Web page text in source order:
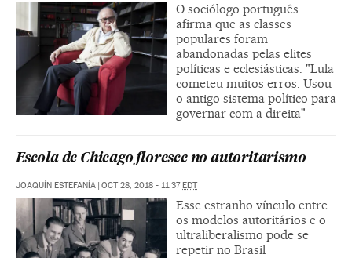
O sociólogo português
afirma que as classes
populares foram
abandonadas pelas elites
políticas e eclesiásticas. "Lula
cometeu muitos erros. Usou
o antigo sistema político para
governar com a direita"
Escola de Chicago floresce no autoritarismo
JOAQUÍN ESTEFANÍA | OCT 28, 2018 - 11:37EDT
Esse estranho vínculo entre
os modelos autoritários e o
ultraliberalismo pode se
repetir no Brasil